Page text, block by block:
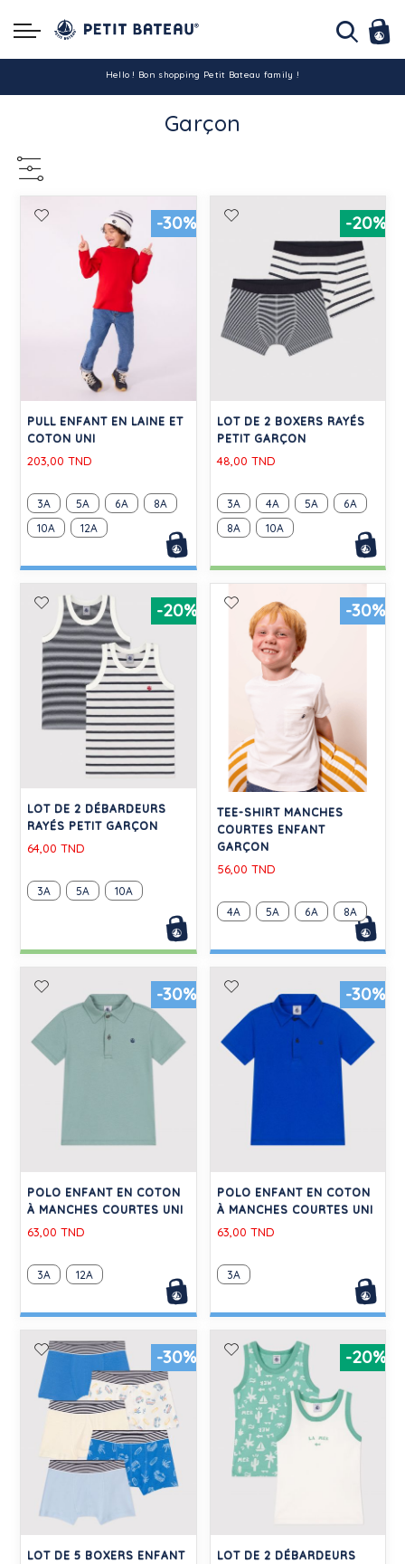
Hello ! Bon shopping Petit Bateau family !
La livraison est assurée partout en Tunisie !
Garçon
-30%
PULL ENFANT EN LAINE ET
COTON UNI
203,00 TND
3A 5A 6A
8A
10A
12A
-20%
LOT DE 2 BOXERS RAYÉS
PETIT GARÇON
48,00 TND
3A 4A 5A
6A
8A
10A
-20%
LOT DE 2 DÉBARDEURS
RAYÉS PETIT GARÇON
64,00 TND
3A 5A 10A
-30%
TEE-SHIRT MANCHES
COURTES ENFANT
GARÇON
56,00 TND
4A 5A 6A 8A
-30%
POLO ENFANT EN COTON
À MANCHES COURTES UNI
63,00 TND
3A 12A
-30%
POLO ENFANT EN COTON
À MANCHES COURTES UNI
63,00 TND
3A
-30%
LOT DE 5 BOXERS ENFANT
-20%
LOT DE 2 DÉBARDEURS